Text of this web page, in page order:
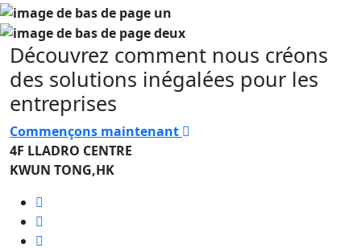
Découvrez comment nous créons
des solutions inégalées pour les
entreprises
Commençons maintenant
4F LLADRO CENTRE
KWUN TONG,HK